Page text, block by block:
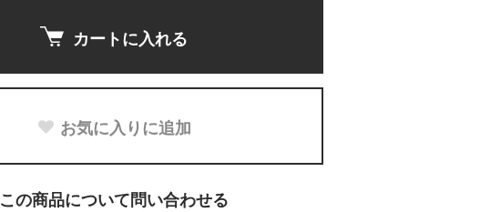
カートに入れる
お気に入りに追加
この商品について問い合わせる